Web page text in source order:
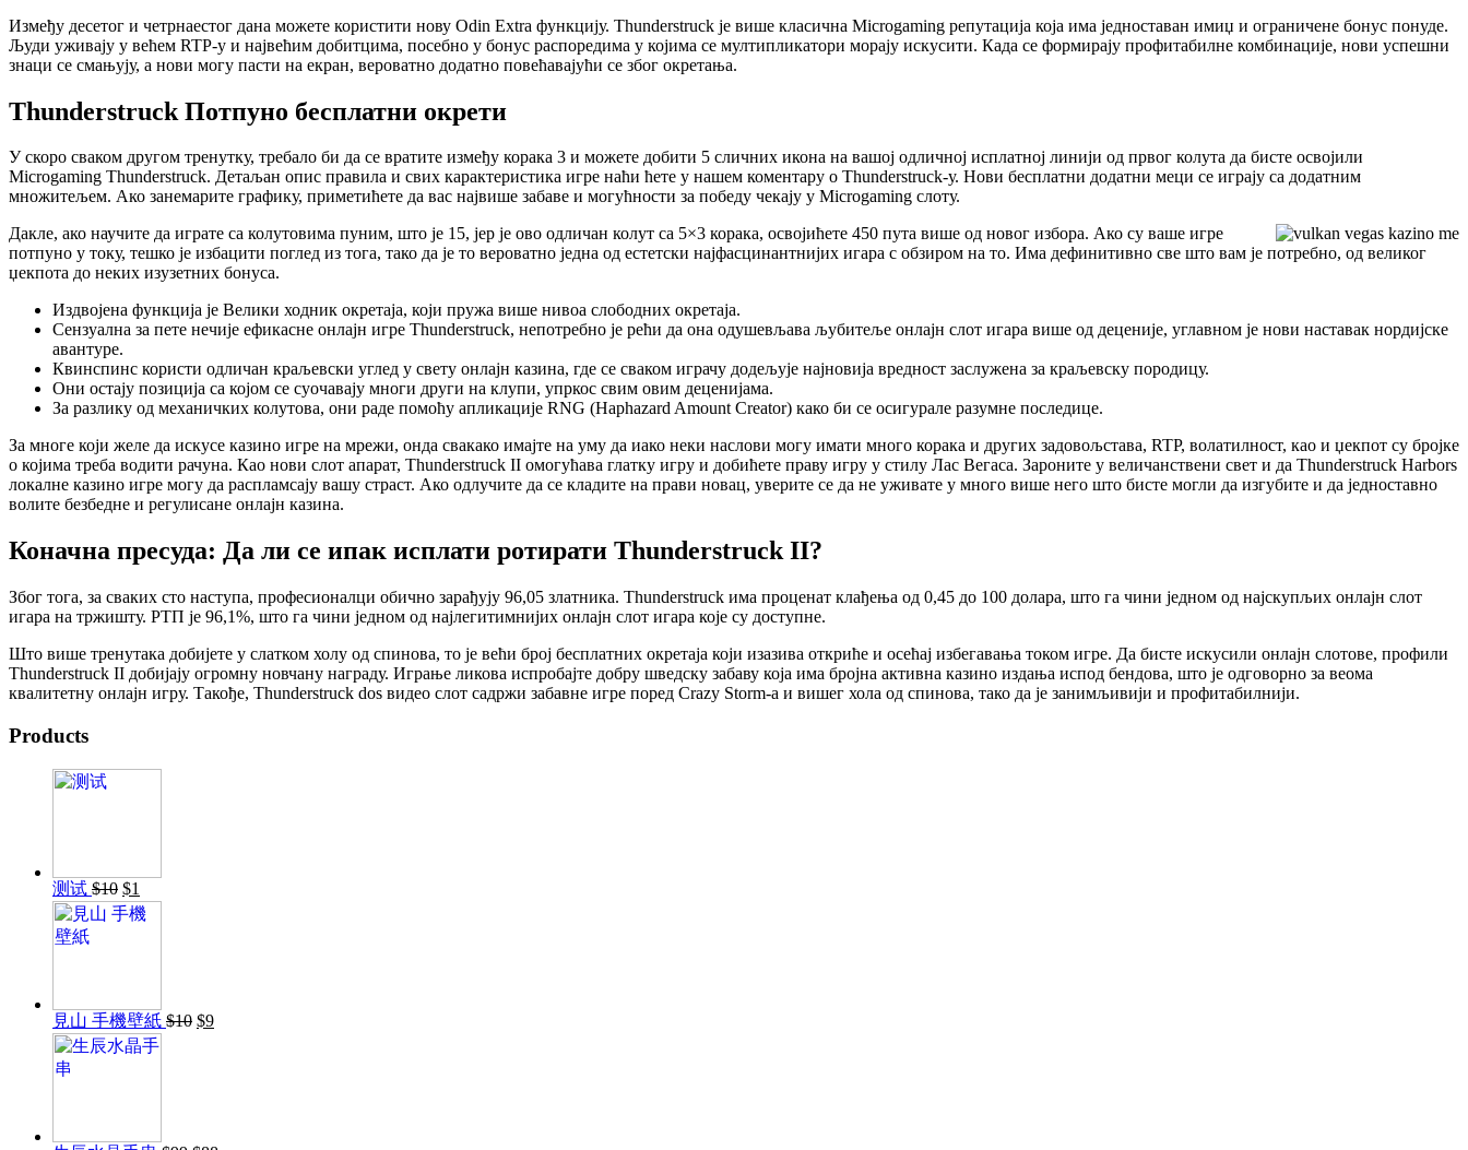
Између десетог и четрнаестог дана можете користити нову Odin Extra функцију. Thunderstruck је више класична Microgaming репутација која има једноставан имиџ и ограничене бонус понуде.
Људи уживају у већем RTP-у и највећим добитцима, посебно у бонус распоредима у којима се мултипликатори морају искусити. Када се формирају профитабилне комбинације, нови успешни
знаци се смањују, а нови могу пасти на екран, вероватно додатно повећавајући се због окретања.
Thunderstruck Потпуно бесплатни окрети
У скоро сваком другом тренутку, требало би да се вратите између корака 3 и можете добити 5 сличних икона на вашој одличној исплатној линији од првог колута да бисте освојили
Microgaming Thunderstruck. Детаљан опис правила и свих карактеристика игре наћи ћете у нашем коментару о Thunderstruck-у. Нови бесплатни додатни меци се играју са додатним
множитељем. Ако занемарите графику, приметићете да вас највише забаве и могућности за победу чекају у Microgaming слоту.
Дакле, ако научите да играте са колутовима пуним, што је 15, јер је ово одличан колут са 5×3 корака, освојићете 450 пута више од новог избора. Ако су ваше игре
потпуно у току, тешко је избацити поглед из тога, тако да је то вероватно једна од естетски најфасцинантнијих игара с обзиром на то. Има дефинитивно све што вам је потребно, од великог
џекпота до неких изузетних бонуса.
Издвојена функција је Велики ходник окретаја, који пружа више нивоа слободних окретаја.
Сензуална за пете нечије ефикасне онлајн игре Thunderstruck, непотребно је рећи да она одушевљава љубитеље онлајн слот игара више од деценије, углавном је нови наставак нордијске
авантуре.
Квинспинс користи одличан краљевски углед у свету онлајн казина, где се сваком играчу додељује најновија вредност заслужена за краљевску породицу.
Они остају позиција са којом се суочавају многи други на клупи, упркос свим овим деценијама.
За разлику од механичких колутова, они раде помоћу апликације RNG (Haphazard Amount Creator) како би се осигурале разумне последице.
За многе који желе да искусе казино игре на мрежи, онда свакако имајте на уму да иако неки наслови могу имати много корака и других задовољстава, RTP, волатилност, као и џекпот су бројке
о којима треба водити рачуна. Као нови слот апарат, Thunderstruck II омогућава глатку игру и добићете праву игру у стилу Лас Вегаса. Зароните у величанствени свет и да Thunderstruck Harbors
локалне казино игре могу да распламсају вашу страст. Ако одлучите да се кладите на прави новац, уверите се да не уживате у много више него што бисте могли да изгубите и да једноставно
волите безбедне и регулисане онлајн казина.
Коначна пресуда: Да ли се ипак исплати ротирати Thunderstruck II?
Због тога, за сваких сто наступа, професионалци обично зарађују 96,05 златника. Thunderstruck има проценат клађења од 0,45 до 100 долара, што га чини једном од најскупљих онлајн слот
игара на тржишту. РТП је 96,1%, што га чини једном од најлегитимнијих онлајн слот игара које су доступне.
Што више тренутака добијете у слатком холу од спинова, то је већи број бесплатних окретаја који изазива откриће и осећај избегавања током игре. Да бисте искусили онлајн слотове, профили
Thunderstruck II добијају огромну новчану награду. Играње ликова испробајте добру шведску забаву која има бројна активна казино издања испод бендова, што је одговорно за веома
квалитетну онлајн игру. Такође, Thunderstruck dos видео слот садржи забавне игре поред Crazy Storm-а и вишег хола од спинова, тако да је занимљивији и профитабилнији.
Products
测试 $10 原
价
$1
前
見山 手機壁紙 $10 原
$9当